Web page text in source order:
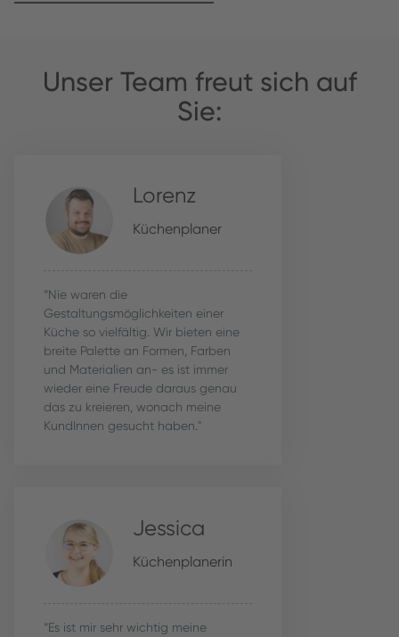
Unser Team freut sich auf
Sie:
Lorenz
Küchenplaner
“Nie waren die
Gestaltungsmöglichkeiten einer
Küche so vielfältig. Wir bieten eine
breite Palette an Formen, Farben
und Materialien an- es ist immer
wieder eine Freude daraus genau
das zu kreieren, wonach meine
KundInnen gesucht haben."
Jessica
Küchenplanerin
“Es ist mir sehr wichtig meine